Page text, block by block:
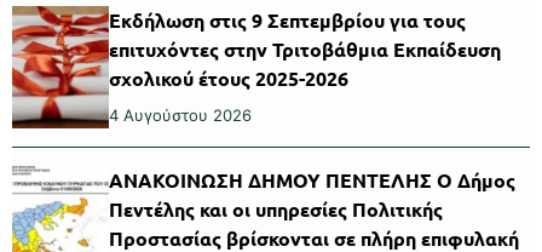
Εκδήλωση στις 9 Σεπτεμβρίου για τους
επιτυχόντες στην Τριτοβάθμια Εκπαίδευση
σχολικού έτους 2025-2026
4 Αυγούστου 2026
ΑΝΑΚΟΙΝΩΣΗ ΔΗΜΟΥ ΠΕΝΤΕΛΗΣ Ο Δήμος
Πεντέλης και οι υπηρεσίες Πολιτικής
Προστασίας βρίσκονται σε πλήρη επιφυλακή